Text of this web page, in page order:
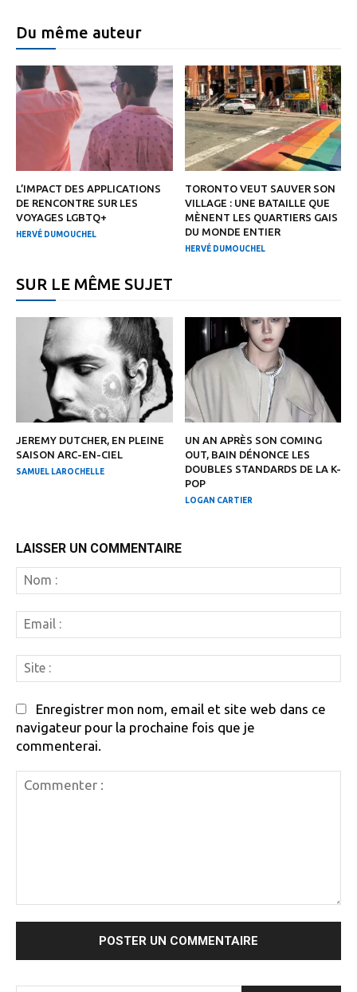
Du même auteur
L’IMPACT DES APPLICATIONS
DE RENCONTRE SUR LES
VOYAGES LGBTQ+
HERVÉ DUMOUCHEL
TORONTO VEUT SAUVER SON
VILLAGE : UNE BATAILLE QUE
MÈNENT LES QUARTIERS GAIS
DU MONDE ENTIER
HERVÉ DUMOUCHEL
SUR LE MÊME SUJET
JEREMY DUTCHER, EN PLEINE
SAISON ARC-EN-CIEL
SAMUEL LAROCHELLE
UN AN APRÈS SON COMING
OUT, BAIN DÉNONCE LES
DOUBLES STANDARDS DE LA K-
POP
LOGAN CARTIER
LAISSER UN COMMENTAIRE
:
:
:
Enregistrer mon nom, email et site web dans ce
navigateur pour la prochaine fois que je
commenterai.